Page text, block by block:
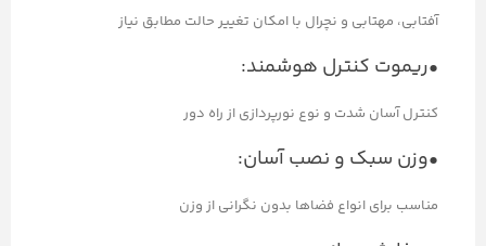
آفتابی، مهتابی و نچرال با امکان تغییر حالت مطابق نیاز
•ریموت کنترل هوشمند:
کنترل آسان شدت و نوع نورپردازی از راه دور
•وزن سبک و نصب آسان:
مناسب برای انواع فضاها بدون نگرانی از وزن